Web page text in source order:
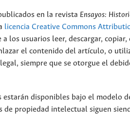
en la revista Ensayos:
licencia Creative Commons
a los usuarios leer, descargar,
el contenido del artículo, o
siempre que se otorgue el
disponibles bajo el modelo
de propiedad intelectual siguen